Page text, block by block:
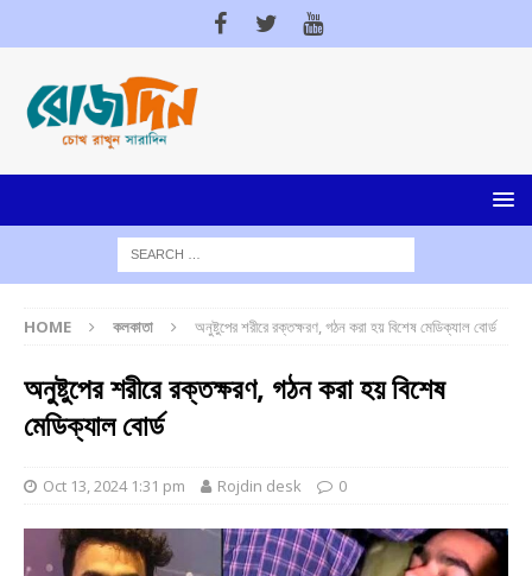
HOME কলকাতা অনুষ্টুপের শরীরে রক্তক্ষরণ, গঠন করা হয় বিশেষ মেডিক্যাল বোর্ড
অনুষ্টুপের শরীরে রক্তক্ষরণ, গঠন করা হয় বিশেষ
মেডিক্যাল বোর্ড
Oct 13, 2024 1:31 pm Rojdin desk 0